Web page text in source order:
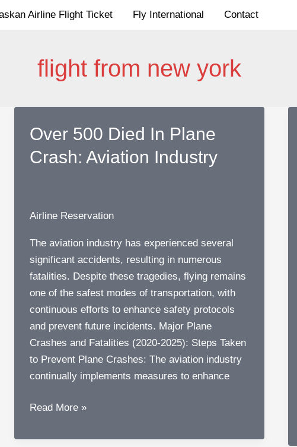
Airline Flight Ticket Fly International Contact
flight from new york
Over 500 Died In Plane
Crash: Aviation Industry
Airline Reservation
The aviation industry has experienced several
significant accidents, resulting in numerous
fatalities. Despite these tragedies, flying remains
one of the safest modes of transportation, with
continuous efforts to enhance safety protocols
and prevent future incidents. Major Plane
Crashes and Fatalities (2020-2025): Steps Taken
to Prevent Plane Crashes: The aviation industry
continually implements measures to enhance
Over
Died
Read More »